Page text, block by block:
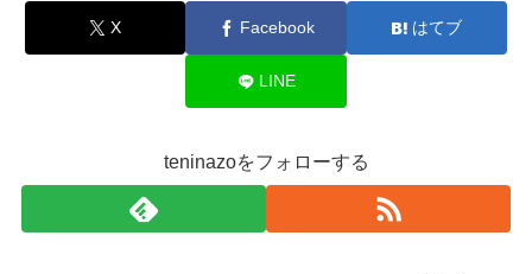
X Facebook はてブ
LINE
teninazoをフォローする